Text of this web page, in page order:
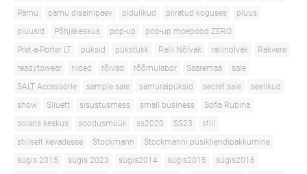
Pärnu
pärnu disainipäev pidulikud piiratud koguses
pluus
pluusid
Põhjakeskus pop-up
pop-up moepood ZERO
Pret-a-Porter LT
püksid pükstükk Raili Nõlvak railinolvak
Rakvere
readytowear
riided rõivad rõõmulabor Saaremaa
sale
SALT Accessorie
sample sale samuraipüksid secret sale
seelikud
show
Siluett sisustusmess small business
Sofia Rubina
solaris keskus
soodusmüük ss2020 SS23
stiil
stiilselt kevadesse
Stockmann
Stockmanni püsikliendipakkumine
sügis 2015
sügis 2023 sügis2014 sügis2015
sügis2016